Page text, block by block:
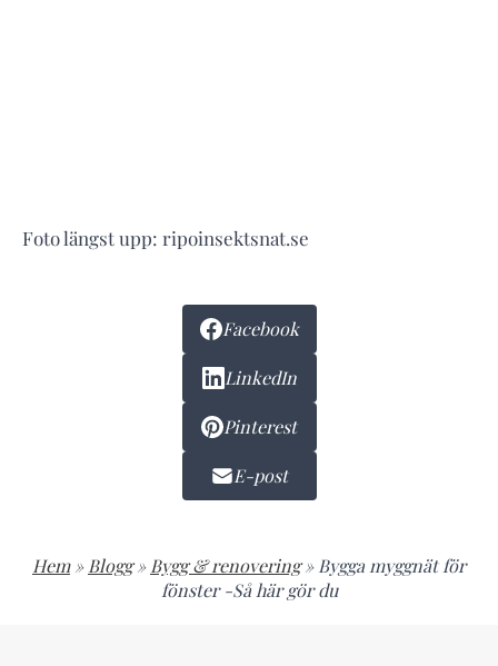
Foto längst upp: ripoinsektsnat.se
Facebook
LinkedIn
Pinterest
E-post
Hem » Blogg » Bygg & renovering » Bygga myggnät för
fönster -Så här gör du